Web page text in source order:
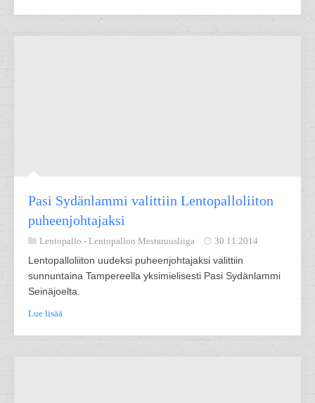
Pasi Sydänlammi valittiin Lentopalloliiton
puheenjohtajaksi
Lentopallo - Lentopallon Mestaruusliiga 30.11.2014
Lentopalloliiton uudeksi puheenjohtajaksi valittiin
sunnuntaina Tampereella yksimielisesti Pasi Sydänlammi
Seinäjoelta.
Lue lisää